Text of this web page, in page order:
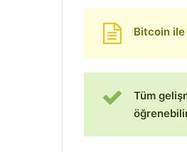
Bitcoin
Tüm